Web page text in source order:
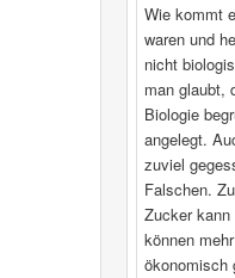
Wie kommt
waren und
nicht
man glaubt,
Biologie
angelegt.
zuviel
Falschen.
Zucker kann
können
ökonomisch